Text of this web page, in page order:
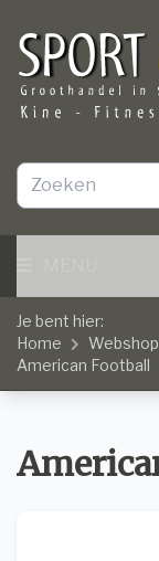
Je bent hier:
Home
Webshop
American Football